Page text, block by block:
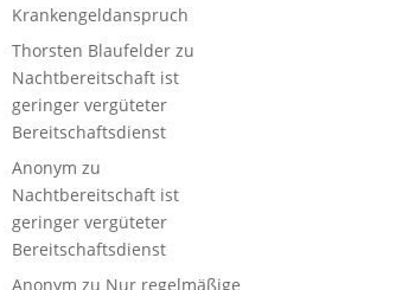
Krankengeldanspruch
Thorsten Blaufelder zu
Nachtbereitschaft ist
geringer vergüteter
Bereitschaftsdienst
Anonym zu
Nachtbereitschaft ist
geringer vergüteter
Bereitschaftsdienst
Anonym zu Nur regelmäßige